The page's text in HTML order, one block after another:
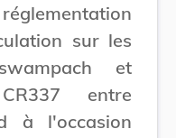
sur les
et
entre
à l'occasion